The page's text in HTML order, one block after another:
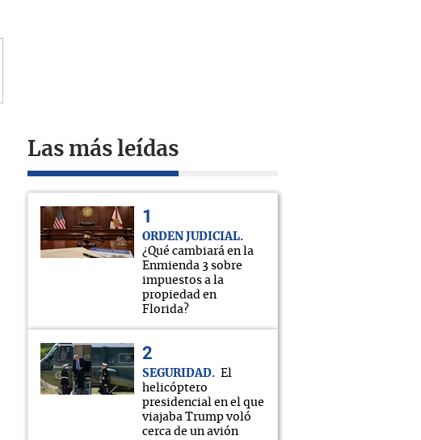
Las más leídas
ORDEN JUDICIAL
¿Qué cambiará en la
Enmienda 3 sobre
impuestos a la
propiedad en
Florida?
SEGURIDAD
El
helicóptero
presidencial en el que
viajaba Trump voló
cerca de un avión